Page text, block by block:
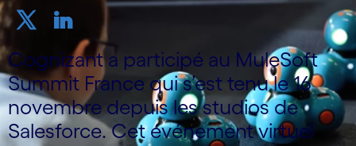
Cognizant a participé au MuleSoft
Summit France qui s’est tenu le 16
novembre depuis les studios de
Salesforce. Cet événement virtuel